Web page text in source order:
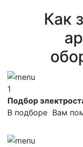
Как
1
Подбор
В подборе Вам